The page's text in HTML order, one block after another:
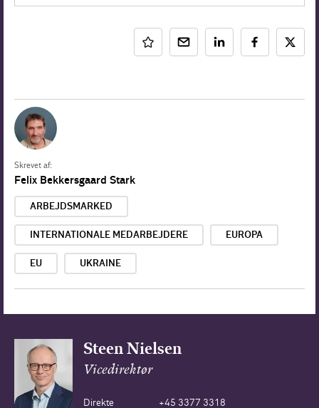
Skrevet af:
Felix Bekkersgaard Stark
ARBEJDSMARKED
INTERNATIONALE MEDARBEJDERE EUROPA
EU UKRAINE
Steen Nielsen
Vicedirektør
Direkte
+45 3377 3318